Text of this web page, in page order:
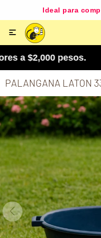
Ideal para

a $2,000
PALANGANA LATON